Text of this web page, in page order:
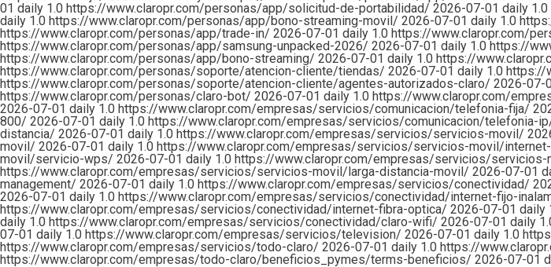
01 daily 1.0 https://www.claropr.com/personas/app/solicitud-de-portabilidad/ 2026-07-01 daily 1.0
daily 1.0 https://www.claropr.com/personas/app/bono-streaming-movil/ 2026-07-01 daily 1.0
https://www.claropr.com/personas/app/trade-in/ 2026-07-01 daily 1.0 https://www.claropr.com/
https://www.claropr.com/personas/app/samsung-unpacked-2026/ 2026-07-01 daily 1.0 https://
https://www.claropr.com/personas/app/bono-streaming/ 2026-07-01 daily 1.0 https://
https://www.claropr.com/personas/soporte/atencion-cliente/tiendas/ 2026-07-01 daily 1.0 https://
https://www.claropr.com/personas/soporte/atencion-cliente/agentes-autorizados-claro/ 2026-07-
https://www.claropr.com/personas/claro-bot/ 2026-07-01 daily 1.0 https://www.claropr.com/
2026-07-01 daily 1.0 https://www.claropr.com/empresas/servicios/comunicacion/telefonia-fija/
800/ 2026-07-01 daily 1.0 https://www.claropr.com/empresas/servicios/comunicacion/telefonia-
distancia/ 2026-07-01 daily 1.0 https://www.claropr.com/empresas/servicios/servicios-movil/
movil/ 2026-07-01 daily 1.0 https://www.claropr.com/empresas/servicios/servicios-movil/
movil/servicio-wps/ 2026-07-01 daily 1.0 https://www.claropr.com/empresas/servicios/
https://www.claropr.com/empresas/servicios/servicios-movil/larga-distancia-movil/ 2026-07-01
management/ 2026-07-01 daily 1.0 https://www.claropr.com/empresas/servicios/conectividad/
2026-07-01 daily 1.0 https://www.claropr.com/empresas/servicios/conectividad/internet-fijo-
https://www.claropr.com/empresas/servicios/conectividad/internet-fibra-optica/ 2026-07-01 daily
daily 1.0 https://www.claropr.com/empresas/servicios/conectividad/claro-wifi/ 2026-07-01 daily
07-01 daily 1.0 https://www.claropr.com/empresas/servicios/television/ 2026-07-01 daily 1.0
https://www.claropr.com/empresas/servicios/todo-claro/ 2026-07-01 daily 1.0 https://
https://www.claropr.com/empresas/todo-claro/beneficios_pymes/terms-beneficios/ 2026-07-01